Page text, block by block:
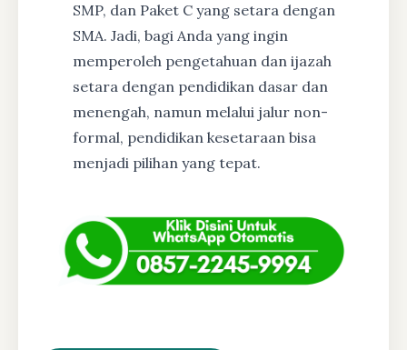
SMP, dan Paket C yang setara dengan
SMA. Jadi, bagi Anda yang ingin
memperoleh pengetahuan dan ijazah
setara dengan pendidikan dasar dan
menengah, namun melalui jalur non-
formal, pendidikan kesetaraan bisa
menjadi pilihan yang tepat.